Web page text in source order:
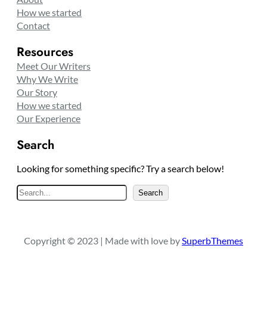
How we started
Contact
Resources
Meet Our Writers
Why We Write
Our Story
How we started
Our Experience
Search
Looking for something specific? Try a search below!
S
e
c
Search
Copyright © 2023 | Made with love by SuperbThemes